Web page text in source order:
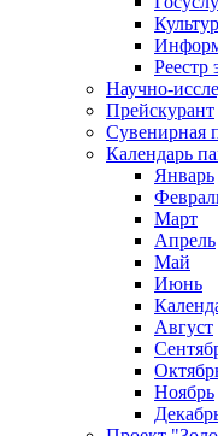
Реестр
Научно-
Прейскурант
Сувенирная
Календарь
Январь
Март
Апрель
Май
Июнь
Август
Ноябрь